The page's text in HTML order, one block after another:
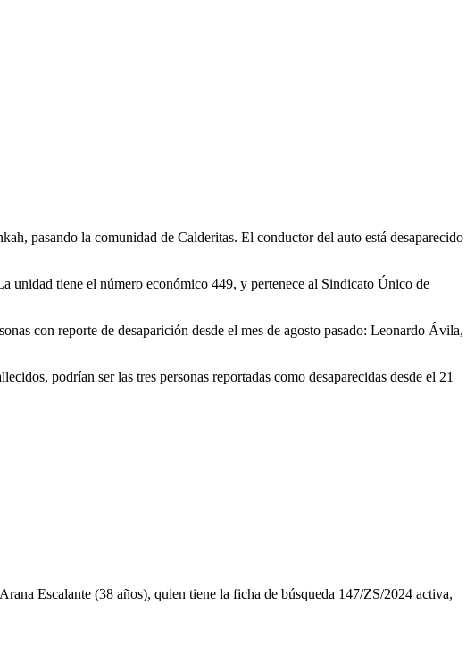
pasando la comunidad de Calderitas. El conductor del auto está desaparecido
unidad tiene el número económico 449, y pertenece al Sindicato Único de
con reporte de desaparición desde el mes de agosto pasado: Leonardo Ávila,
podrían ser las tres personas reportadas como desaparecidas desde el 21
Escalante (38 años), quien tiene la ficha de búsqueda 147/ZS/2024 activa,